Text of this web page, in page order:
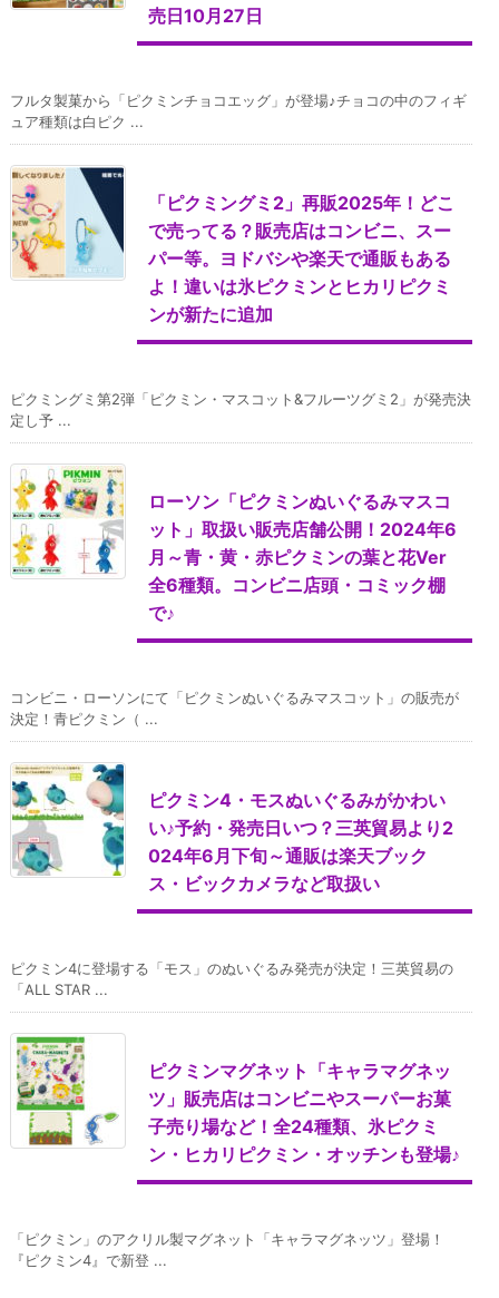
売日10月27日
フルタ製菓から「ピクミンチョコエッグ」が登場♪チョコの中のフィギ
ュア種類は白ピク ...
「ピクミングミ2」再販2025年！どこ
で売ってる？販売店はコンビニ、スー
パー等。ヨドバシや楽天で通販もある
よ！違いは氷ピクミンとヒカリピクミ
ンが新たに追加
ピクミングミ第2弾「ピクミン・マスコット&フルーツグミ2」が発売決
定し予 ...
ローソン「ピクミンぬいぐるみマスコ
ット」取扱い販売店舗公開！2024年6
月～青・黄・赤ピクミンの葉と花Ver
全6種類。コンビニ店頭・コミック棚
で♪
コンビニ・ローソンにて「ピクミンぬいぐるみマスコット」の販売が
決定！青ピクミン（ ...
ピクミン4・モスぬいぐるみがかわい
い♪予約・発売日いつ？三英貿易より2
024年6月下旬～通販は楽天ブック
ス・ビックカメラなど取扱い
ピクミン4に登場する「モス」のぬいぐるみ発売が決定！三英貿易の
「ALL STAR ...
ピクミンマグネット「キャラマグネッ
ツ」販売店はコンビニやスーパーお菓
子売り場など！全24種類、氷ピクミ
ン・ヒカリピクミン・オッチンも登場♪
「ピクミン」のアクリル製マグネット「キャラマグネッツ」登場！
『ピクミン4』で新登 ...